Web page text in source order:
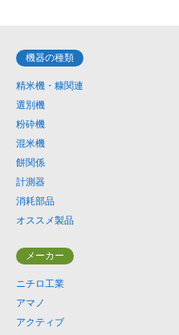
機器の種類
精米機・糠関連
選別機
粉砕機
混米機
餅関係
計測器
消耗部品
オススメ製品
メーカー
ニチロ工業
アマノ
アクティブ